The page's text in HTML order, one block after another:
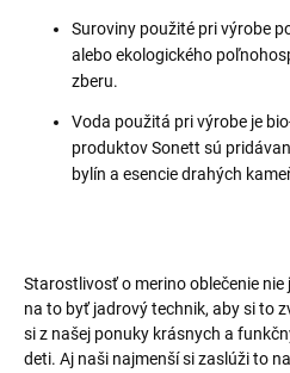
Suroviny použité pri výrobe
alebo ekologického
zberu.
Voda použitá pri výrobe je
produktov Sonett sú
bylín a esencie drahých
Starostlivosť o merino oblečenie
na to byť jadrový technik, aby si to
si z našej ponuky krásnych a
deti. Aj naši najmenší si zaslúži to